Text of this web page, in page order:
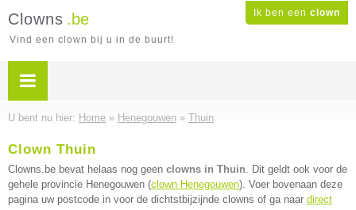
Ik ben een clown
Clowns .be
Vind een clown bij u in de buurt!
U bent nu hier: Home » Henegouwen » Thuin
Clown Thuin
Clowns.be bevat helaas nog geen clowns in Thuin. Dit geldt ook voor de
gehele provincie Henegouwen (clown Henegouwen). Voer bovenaan deze
pagina uw postcode in voor de dichtstbijzijnde clowns of ga naar direct